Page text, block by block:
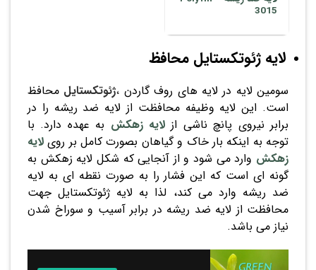
3015
لایه ژئوتکستایل محافظ
سومین لایه در لایه های روف گاردن ،ژئوتکستایل محافظ
است. این لایه وظیفه محافظت از لایه ضد ریشه را در
برابر نیروی پانچ ناشی از لایه زهکش به عهده دارد. با
توجه به اینکه بار خاک و گیاهان بصورت کامل بر روی لایه
زهکش وارد می شود و از آنجایی که شکل لایه زهکش به
گونه ای است که این فشار را به صورت نقطه ای به لایه
ضد ریشه وارد می کند، لذا به لایه ژئوتکستایل جهت
محافظت از لایه ضد ریشه در برابر آسیب و سوراخ شدن
نیاز می باشد.